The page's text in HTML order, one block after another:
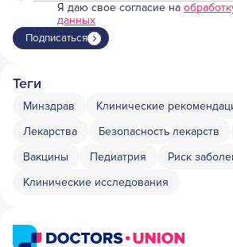
Я даю свое согласие на
данных
Подписаться
Теги
Минздрав Клинические
Лекарства
Безопасность лекарств
Вакцины
Педиатрия
Риск
Клинические исследования